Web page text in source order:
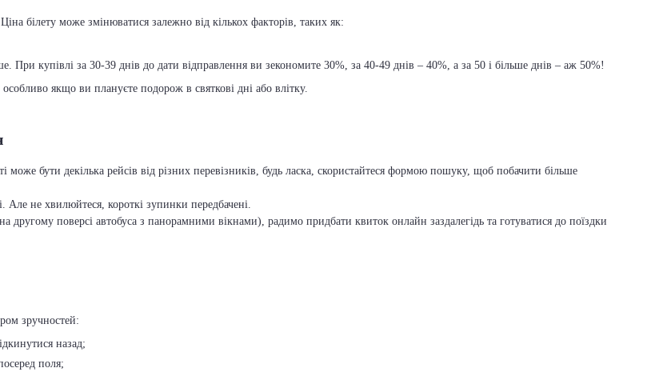
білету може змінюватися залежно від кількох факторів, таких як:
При купівлі за 30-39 днів до дати відправлення ви зекономите 30%, за 40-49 днів – 40%, а за 50 і більше днів – аж 50%!
якщо ви плануєте подорож в святкові дні або влітку.
бути декілька рейсів від різних перевізників, будь ласка, скористайтеся формою пошуку, щоб побачити більше
Але не хвилюйтеся, короткі зупинки передбачені.
поверсі автобуса з панорамними вікнами), радимо придбати квиток онлайн заздалегідь та готуватися до поїздки
зручностей:
назад;
поля;